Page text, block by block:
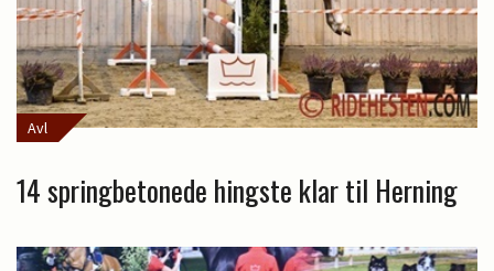
Avl
14 springbetonede hingste klar til Herning